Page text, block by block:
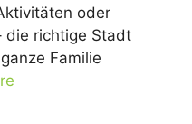
oder
die richtige Stadt
Familie